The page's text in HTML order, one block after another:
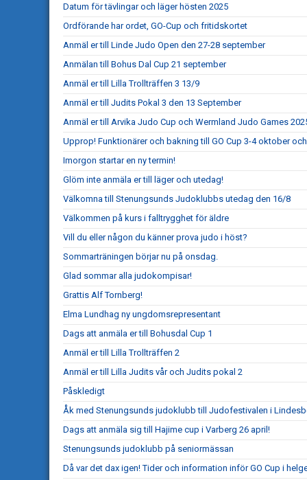
Datum för tävlingar och läger hösten 2025
Ordförande har ordet, GO-Cup och fritidskortet
Anmäl er till Linde Judo Open den 27-28 september
Anmälan till Bohus Dal Cup 21 september
Anmäl er till Lilla Trollträffen 3 13/9
Anmäl er till Judits Pokal 3 den 13 September
Anmäl er till Arvika Judo Cup och Wermland Judo Games
Upprop! Funktionärer och bakning till GO Cup 3-4 oktober
Imorgon startar en ny termin!
Glöm inte anmäla er till läger och utedag!
Välkomna till Stenungsunds Judoklubbs utedag den 16/8
Välkommen på kurs i falltrygghet för äldre
Vill du eller någon du känner prova judo i höst?
Sommarträningen börjar nu på onsdag.
Glad sommar alla judokompisar!
Grattis Alf Tornberg!
Elma Lundhag ny ungdomsrepresentant
Dags att anmäla er till Bohusdal Cup 1
Anmäl er till Lilla Trollträffen 2
Anmäl er till Lilla Judits vår och Judits pokal 2
Påskledigt
Åk med Stenungsunds judoklubb till Judofestivalen i
Dags att anmäla sig till Hajime cup i Varberg 26 april!
Stenungsunds judoklubb på seniormässan
Då var det dax igen! Tider och information inför GO Cup i